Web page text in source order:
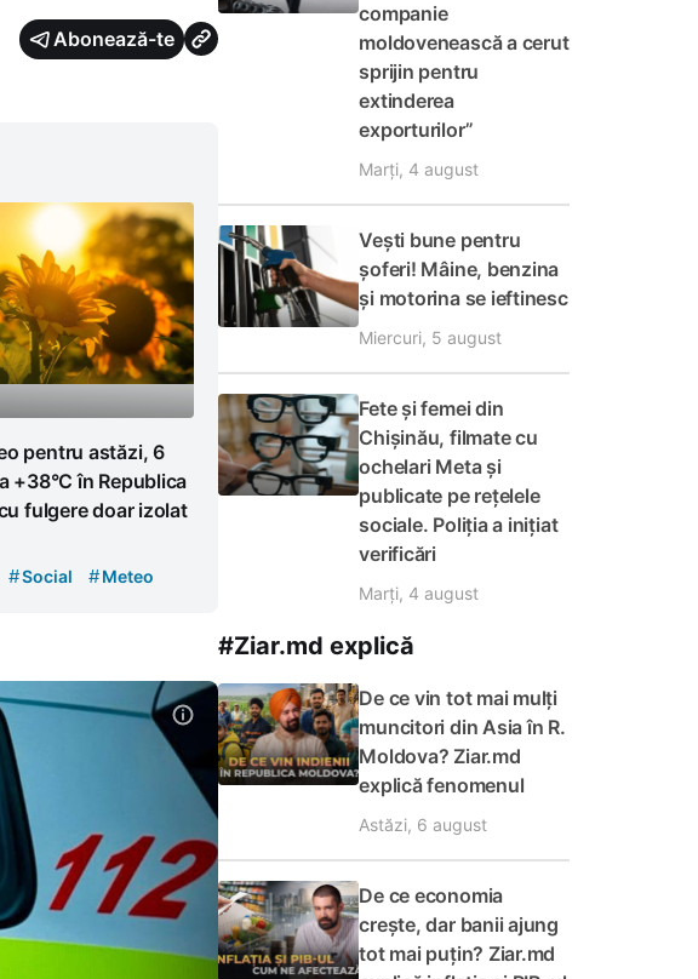
Abonează-te
pentru astăzi, 6
+38°C în Republica
fulgere doar izolat
#Social #Meteo
companie
moldovenească a cerut
sprijin pentru
extinderea
exporturilor”
Marți, 4 august
Vești bune pentru
șoferi! Mâine, benzina
și motorina se ieftinesc
Miercuri, 5 august
Fete și femei din
Chișinău, filmate cu
ochelari Meta și
publicate pe rețelele
sociale. Poliția a inițiat
verificări
Marți, 4 august
#Ziar.md explică
De ce vin tot mai mulți
muncitori din Asia în R.
Moldova? Ziar.md
explică fenomenul
Astăzi, 6 august
De ce economia
crește, dar banii ajung
tot mai puțin? Ziar.md